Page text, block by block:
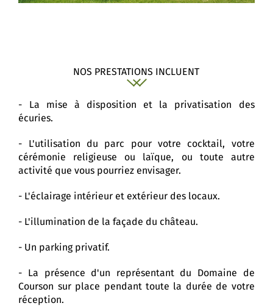
NOS PRESTATIONS INCLUENT
- La mise à disposition et la privatisation des
écuries.
- L'utilisation du parc pour votre cocktail, votre
cérémonie religieuse ou laïque, ou toute autre
activité que vous pourriez envisager.
- L'éclairage intérieur et extérieur des locaux.
- L'illumination de la façade du château.
- Un parking privatif.
- La présence d'un représentant du Domaine de
Courson sur place pendant toute la durée de votre
réception.